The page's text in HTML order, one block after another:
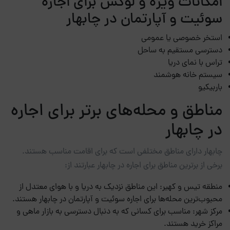
سوئیت و آپارتمان در چابهار
استخر خصوصی یا عمومی
دسترسی مستقیم به ساحل
تراس با نمای دریا
سیستم خانه هوشمند
باربیکیو
مناطق و محله‌های برتر برای اجاره
در چابهار
چابهار دارای مناطق مختلفی است که برای اقامت مناسب هستند.
برخی از برترین مناطق برای اجاره در چابهار عبارتند از:
منطقه تیس و کهیر: این مناطق نزدیک به دریا و با هوای معتدل از
محبوب‌ترین محله‌ها برای اجاره سوئیت و آپارتمان در چابهار هستند.
مرکز شهر: مناسب برای کسانی که به دنبال دسترسی به بازار ماهی و
مراکز خرید هستند.